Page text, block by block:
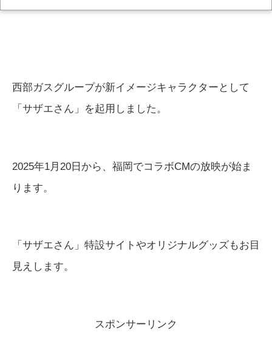
西部ガスグループが新イメージキャラクターとして
「サザエさん」を起用しました。
2025年1月20日から、福岡でコラボCMの放映が始ま
ります。
「サザエさん」特設サイトやオリジナルグッズもお目
見えします。
スポンサーリンク